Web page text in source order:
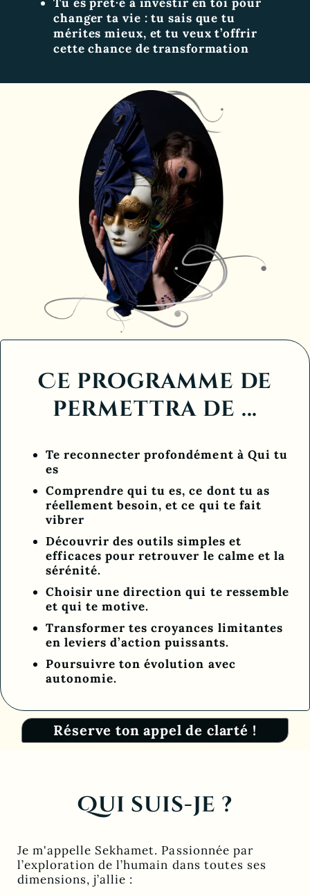
changer ta vie : tu sais que tu
mérites mieux, et tu veux t’offrir
cette chance de transformation
Ce programme de
permettra de ...
Te reconnecter profondément à Qui tu
es
Comprendre qui tu es, ce dont tu as
réellement besoin, et ce qui te fait
vibrer
Découvrir des outils simples et
efficaces pour retrouver le calme et la
sérénité.
Choisir une direction qui te ressemble
et qui te motive.
Transformer tes croyances limitantes
en leviers d’action puissants.
Poursuivre ton évolution avec
autonomie.
Réserve ton appel de clarté !
Qui suis-je ?
Je m'appelle Sekhamet. Passionnée par
l’exploration de l’humain dans toutes ses
dimensions, j’allie :